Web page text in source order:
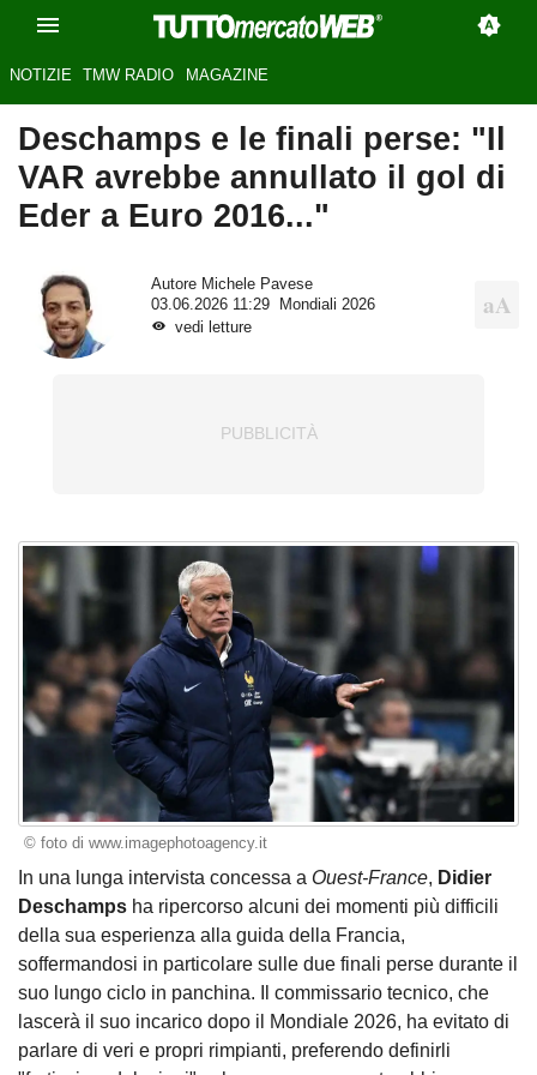
NOTIZIE TMW RADIO MAGAZINE
Deschamps e le finali perse: "Il
VAR avrebbe annullato il gol di
Eder a Euro 2016..."
Autore Michele Pavese
03.06.2026 11:29
Mondiali 2026
vedi letture
© foto di www.imagephotoagency.it
In una lunga intervista concessa a Ouest-France, Didier
Deschamps ha ripercorso alcuni dei momenti più difficili
della sua esperienza alla guida della Francia,
soffermandosi in particolare sulle due finali perse durante il
suo lungo ciclo in panchina. Il commissario tecnico, che
lascerà il suo incarico dopo il Mondiale 2026, ha evitato di
parlare di veri e propri rimpianti, preferendo definirli